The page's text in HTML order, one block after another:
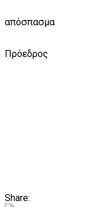
απόσπασμα
Πρόεδρος
Share: